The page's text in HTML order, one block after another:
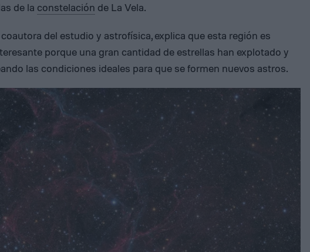
de la constelación de La Vela.
coautora del estudio y astrofísica, explica que esta región es
porque una gran cantidad de estrellas han explotado y
las condiciones ideales para que se formen nuevos astros.